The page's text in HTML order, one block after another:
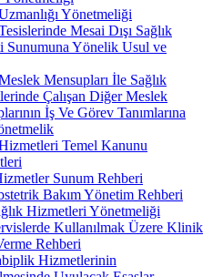
Yönetmeliği
Mesai Dışı Sağlık
Sunumuna Yönelik Usul ve
Mensupları İle Sağlık
Çalışan Diğer Meslek
İş Ve Görev Tanımlarına
Temel Kanunu
Sunum Rehberi
Bakım Yönetim Rehberi
Hizmetleri Yönetmeliği
Kullanılmak Üzere Klinik
Rehberi
Hizmetlerinin